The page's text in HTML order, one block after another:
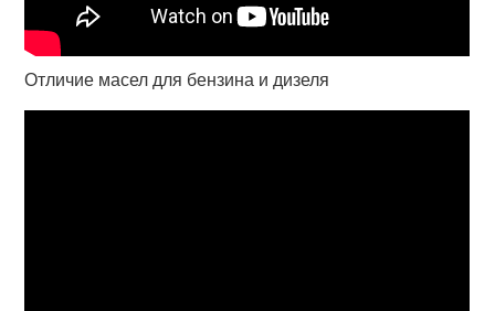
Отличие масел для бензина и дизеля